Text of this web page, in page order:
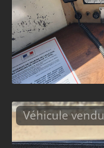
Véhicule vendu